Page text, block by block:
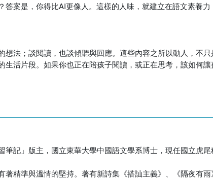
案是，你得比AI更像人。這樣的人味，就建立在語文素養
法；談閱讀，也談傾聽與回應。這些內容之所以動人，不
活片段。如果你也正在陪孩子閱讀，或正在思考，該如何
記」版主，國立東華大學中國語文學系博士，現任國立虎
精準與溫情的堅持。著有新詩集《搭訕主義》、《隔夜有